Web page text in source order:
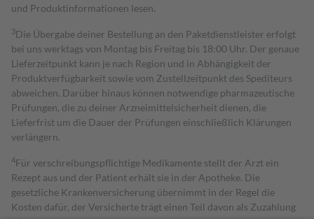
und Produktinformationen lesen.
3Die Übergabe deiner Bestellung an den Paketdienstleister erfolgt
bei uns werktags von Montag bis Freitag bis 18:00 Uhr. Der genaue
Lieferzeitpunkt kann je nach Region und in Abhängigkeit der
Produktverfügbarkeit sowie vom Zustellzeitpunkt des Spediteurs
abweichen. Darüber hinaus können notwendige pharmazeutische
Prüfungen, die zu deiner Arzneimittelsicherheit dienen, die
Lieferfrist um die Dauer der Prüfungen einschließlich Klärungen
verlängern.
4Für verschreibungspflichtige Medikamente stellt der Arzt ein
Rezept aus und der Patient erhält sie in der Apotheke. Die
gesetzliche Krankenversicherung übernimmt in der Regel die
Kosten dafür, der Versicherte trägt einen Teil davon als Zuzahlung